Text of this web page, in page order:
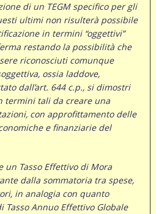
di un TEGM specifico per gli
ultimi non risulterà possibile
in termini “oggettivi”
restando la possibilità che
riconosciuti comunque
ossia laddove,
dall’art. 644 c.p., si dimostri
termini tali da creare una
con approfittamento delle
e finanziarie del
un Tasso Effettivo di Mora
dalla sommatoria tra spese,
in analogia con quanto
Tasso Annuo Effettivo Globale